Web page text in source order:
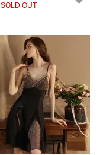
SOLD OUT